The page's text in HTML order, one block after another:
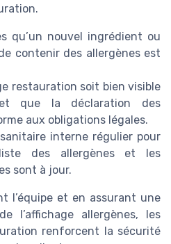
qu’un nouvel ingrédient ou
contenir des allergènes est
restauration soit bien visible
que la déclaration des
aux obligations légales.
interne régulier pour
des allergènes et les
sont à jour.
l’équipe et en assurant une
l’affichage allergènes, les
renforcent la sécurité